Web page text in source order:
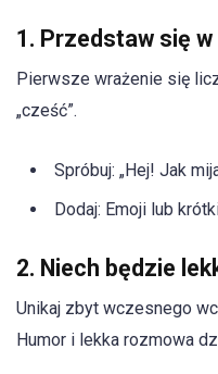
1. Przedstaw się
Pierwsze wrażenie się
„cześć”.
Spróbuj: „Hej! Jak
Dodaj: Emoji lub
2. Niech będzie
Unikaj zbyt wczesnego
Humor i lekka rozmowa